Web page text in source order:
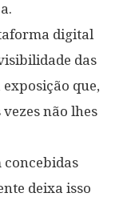
digital
das
que,
não lhes
concebidas
deixa isso